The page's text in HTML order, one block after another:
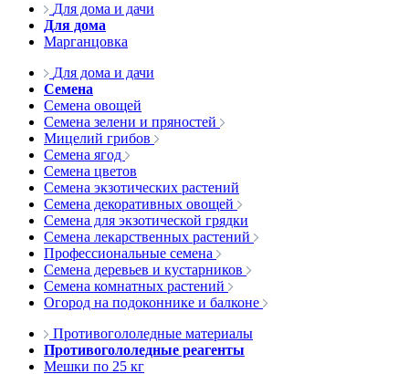
Для дома и дачи
Для дома
Марганцовка
Для дома и дачи
Семена
Семена овощей
Семена зелени и пряностей
Мицелий грибов
Семена ягод
Семена цветов
Семена экзотических растений
Семена декоративных овощей
Семена для экзотической грядки
Семена лекарственных растений
Профессиональные семена
Семена деревьев и кустарников
Семена комнатных растений
Огород на подоконнике и балконе
Противогололедные материалы
Противогололедные реагенты
Мешки по 25 кг